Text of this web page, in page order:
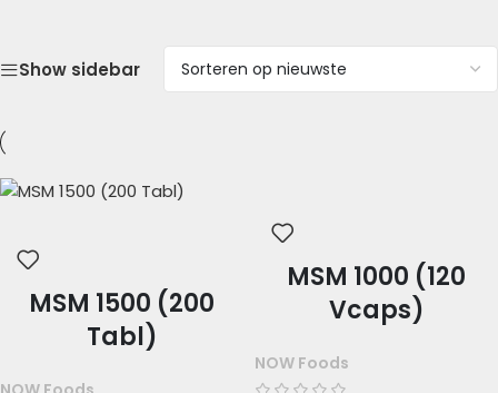
Show sidebar
MSM 1500 (200
Tabl)
MSM 1000 (120
Vcaps)
NOW Foods